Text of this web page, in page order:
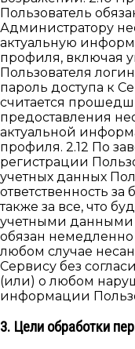
Пользователь
Администратору
актуальную
профиля, включая
Пользователя
пароль доступа к
считается
предоставления
актуальной
профиля. 2.12 По
регистрации
учетных данных
ответственность за
также за все, что
учетными данными
обязан
любом случае
Сервису без
(или) о любом
информации
3. Цели обработки